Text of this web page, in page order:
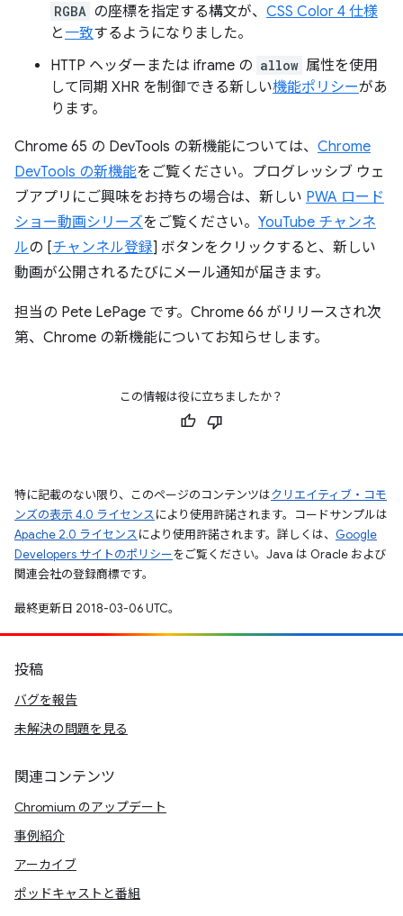
RGBA の座標を指定する構文が、 CSS Color 4 仕様
と 一致するようになりました。
HTTP ヘッダーまたは iframe の allow 属性を使用
して同期 XHR を制御できる新しい機能ポリシーがあ
ります。
Chrome 65 の DevTools の新機能については、 Chrome
DevTools の新機能をご覧ください。プログレッシブ ウェ
ブアプリにご興味をお持ちの場合は、新しい PWA ロード
ショー動画シリーズをご覧ください。 YouTube チャンネ
ルの [チャンネル登録] ボタンをクリックすると、新しい
動画が公開されるたびにメール通知が届きます。
担当の Pete LePage です。Chrome 66 がリリースされ次
第、Chrome の新機能についてお知らせします。
この情報は役に立ちましたか？
特に記載のない限り、このページのコンテンツはクリエイティブ・コモ
ンズの表示 4.0 ライセンスにより使用許諾されます。コードサンプルは
Apache 2.0 ライセンスにより使用許諾されます。詳しくは、 Google
Developers サイトのポリシーをご覧ください。Java は Oracle および
関連会社の登録商標です。
最終更新日 2018-03-06 UTC。
投稿
バグを報告
未解決の問題を見る
関連コンテンツ
Chromium のアップデート
事例紹介
アーカイブ
ポッドキャストと番組